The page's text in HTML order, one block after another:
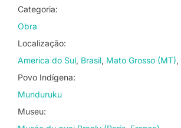
Categoria:
Obra
Localização:
America do Sul Brasil Mato Grosso (MT)
Povo Indígena:
Munduruku
Museu: